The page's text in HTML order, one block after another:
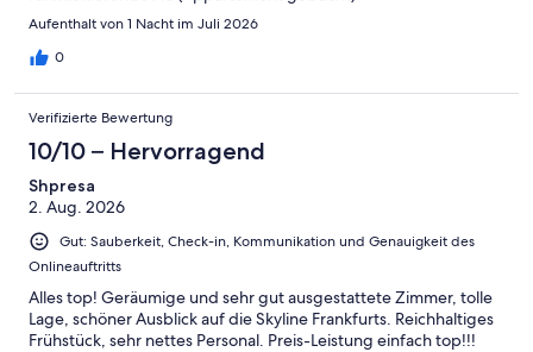
Aufenthalt von 1 Nacht im Juli 2026
0
Verifizierte Bewertung
10/10 – Hervorragend
Shpresa
2. Aug. 2026
Gut: Sauberkeit, Check-in, Kommunikation und Genauigkeit des
Onlineauftritts
Alles top! Geräumige und sehr gut ausgestattete Zimmer, tolle
Lage, schöner Ausblick auf die Skyline Frankfurts. Reichhaltiges
Frühstück, sehr nettes Personal. Preis-Leistung einfach top!!!